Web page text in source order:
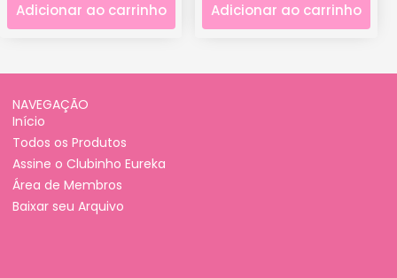
Adicionar ao carrinho Adicionar ao carrinho
NAVEGAÇÃO
Início
Todos os Produtos
Assine o Clubinho Eureka
Área de Membros
Baixar seu Arquivo